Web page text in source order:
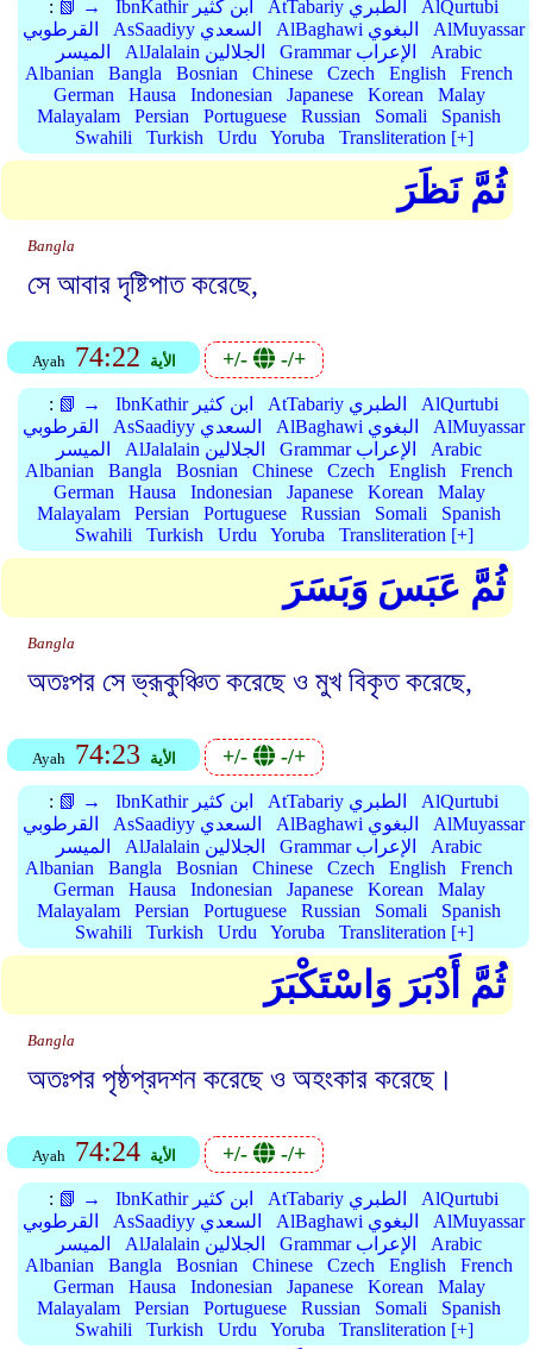
: 📗 → IbnKathir ابن كثير AtTabariy الطبري
AlQurtubi
القرطوبي
AsSaadiyy السعدي AlBaghawi البغوي
AlMuyassar
الميسر
AlJalalain الجلالين Grammar الإعراب
Arabic
Albanian
Bangla Bosnian Chinese Czech English
French
German
Hausa Indonesian Japanese Korean
Malay
Malayalam
Persian Portuguese Russian Somali
Spanish
Swahili
Turkish Urdu Yoruba Transliteration [+]
ثُمَّ نَظَرَ
Bangla
সে আবার দৃষ্টিপাত করেছে,
Ayah 74:22 الأية +/- -/+
: 📗 → IbnKathir ابن كثير AtTabariy الطبري
AlQurtubi
القرطوبي
AsSaadiyy السعدي AlBaghawi البغوي
AlMuyassar
الميسر
AlJalalain الجلالين Grammar الإعراب
Arabic
Albanian
Bangla Bosnian Chinese Czech English
French
German
Hausa Indonesian Japanese Korean
Malay
Malayalam
Persian Portuguese Russian Somali
Spanish
Swahili
Turkish Urdu Yoruba Transliteration [+]
ثُمَّ عَبَسَ وَبَسَرَ
Bangla
অতঃপর সে ভ্রূকুঞ্চিত করেছে ও মুখ বিকৃত করেছে,
Ayah 74:23 الأية +/- -/+
: 📗 → IbnKathir ابن كثير AtTabariy الطبري
AlQurtubi
القرطوبي
AsSaadiyy السعدي AlBaghawi البغوي
AlMuyassar
الميسر
AlJalalain الجلالين Grammar الإعراب
Arabic
Albanian
Bangla Bosnian Chinese Czech English
French
German
Hausa Indonesian Japanese Korean
Malay
Malayalam
Persian Portuguese Russian Somali
Spanish
Swahili
Turkish Urdu Yoruba Transliteration [+]
ثُمَّ أَدْبَرَ وَاسْتَكْبَرَ
Bangla
অতঃপর পৃষ্ঠপ্রদশন করেছে ও অহংকার করেছে।
Ayah 74:24 الأية +/- -/+
: 📗 → IbnKathir ابن كثير AtTabariy الطبري
AlQurtubi
القرطوبي
AsSaadiyy السعدي AlBaghawi البغوي
AlMuyassar
الميسر
AlJalalain الجلالين Grammar الإعراب
Arabic
Albanian
Bangla Bosnian Chinese Czech English
French
German
Hausa Indonesian Japanese Korean
Malay
Malayalam
Persian Portuguese Russian Somali
Spanish
Swahili
Turkish Urdu Yoruba Transliteration [+]